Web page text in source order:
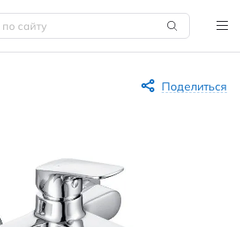
Поделиться